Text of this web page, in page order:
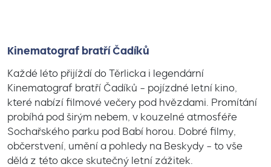
Kinematograf bratří Čadíků
Každé léto přijíždí do Těrlicka i legendární
Kinematograf bratří Čadíků – pojízdné letní kino,
které nabízí filmové večery pod hvězdami. Promítání
probíhá pod širým nebem, v kouzelné atmosféře
Sochařského parku pod Babí horou. Dobré filmy,
občerstvení, umění a pohledy na Beskydy – to vše
dělá z této akce skutečný letní zážitek.